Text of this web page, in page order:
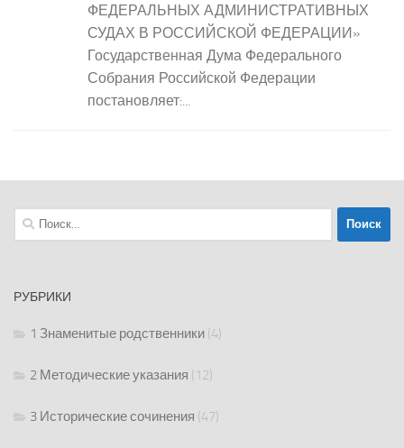
ФЕДЕРАЛЬНЫХ АДМИНИСТРАТИВНЫХ
СУДАХ В РОССИЙСКОЙ ФЕДЕРАЦИИ»
Государственная Дума Федерального
Собрания Российской Федерации
постановляет:...
Найти:
РУБРИКИ
1 Знаменитые родственники (4)
2 Методические указания (12)
3 Исторические сочинения (47)